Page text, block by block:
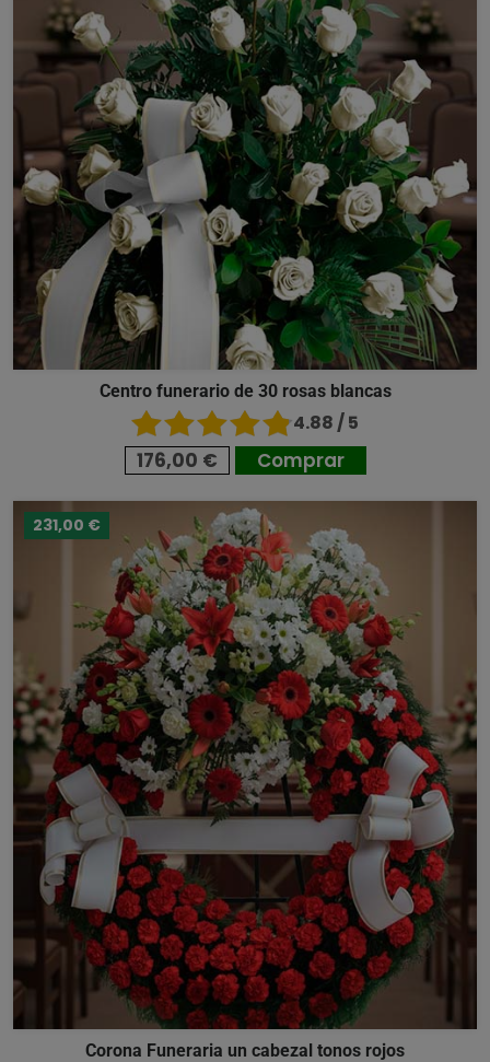
Centro funerario de 30 rosas blancas
4.88 / 5
176,00 € Comprar
231,00 €
Corona Funeraria un cabezal tonos rojos